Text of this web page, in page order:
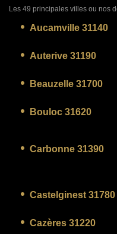
Les 49 principales villes ou nos
Aucamville 31140
Auterive 31190
Beauzelle 31700
Bouloc 31620
Carbonne 31390
Castelginest 31780
Cazères 31220